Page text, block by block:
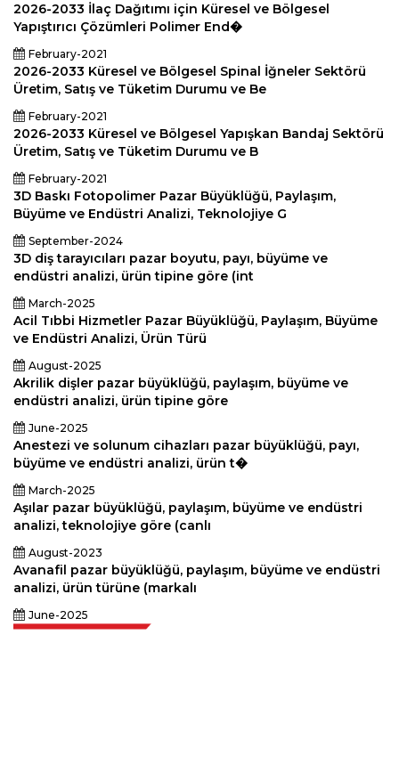
2026-2033 İlaç Dağıtımı için Küresel ve Bölgesel
Yapıştırıcı Çözümleri Polimer End�
February-2021
2026-2033 Küresel ve Bölgesel Spinal İğneler Sektörü
Üretim, Satış ve Tüketim Durumu ve Be
February-2021
2026-2033 Küresel ve Bölgesel Yapışkan Bandaj Sektörü
Üretim, Satış ve Tüketim Durumu ve B
February-2021
3D Baskı Fotopolimer Pazar Büyüklüğü, Paylaşım,
Büyüme ve Endüstri Analizi, Teknolojiye G
September-2024
3D diş tarayıcıları pazar boyutu, payı, büyüme ve
endüstri analizi, ürün tipine göre (int
March-2025
Acil Tıbbi Hizmetler Pazar Büyüklüğü, Paylaşım, Büyüme
ve Endüstri Analizi, Ürün Türü
August-2025
Akrilik dişler pazar büyüklüğü, paylaşım, büyüme ve
endüstri analizi, ürün tipine göre
June-2025
Anestezi ve solunum cihazları pazar büyüklüğü, payı,
büyüme ve endüstri analizi, ürün t�
March-2025
Aşılar pazar büyüklüğü, paylaşım, büyüme ve endüstri
analizi, teknolojiye göre (canlı
August-2023
Avanafil pazar büyüklüğü, paylaşım, büyüme ve endüstri
analizi, ürün türüne (markalı
June-2025